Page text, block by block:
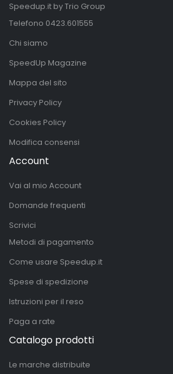
Speedup.it by Trio Group
Telefono 0423.601555
Chi siamo
SpeedUp Magazine
Mappa del sito
Privacy Policy
Cookies Policy
Modifica consensi
Account
Vai al mio Account
Domande frequenti
Scrivici
Metodi di pagamento
Come usare Speedup.it
Spese di spedizione
Istruzioni per il reso
Paga a rate
Catalogo prodotti
Le marche distribuite